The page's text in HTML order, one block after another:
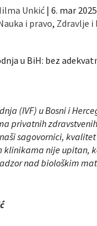
Unkić| 6. mar
i pravo, Zdravlje
(IVF) u Bosni i
privatnih
sagovornici,
klinikama nije upitan,
nad biološkim